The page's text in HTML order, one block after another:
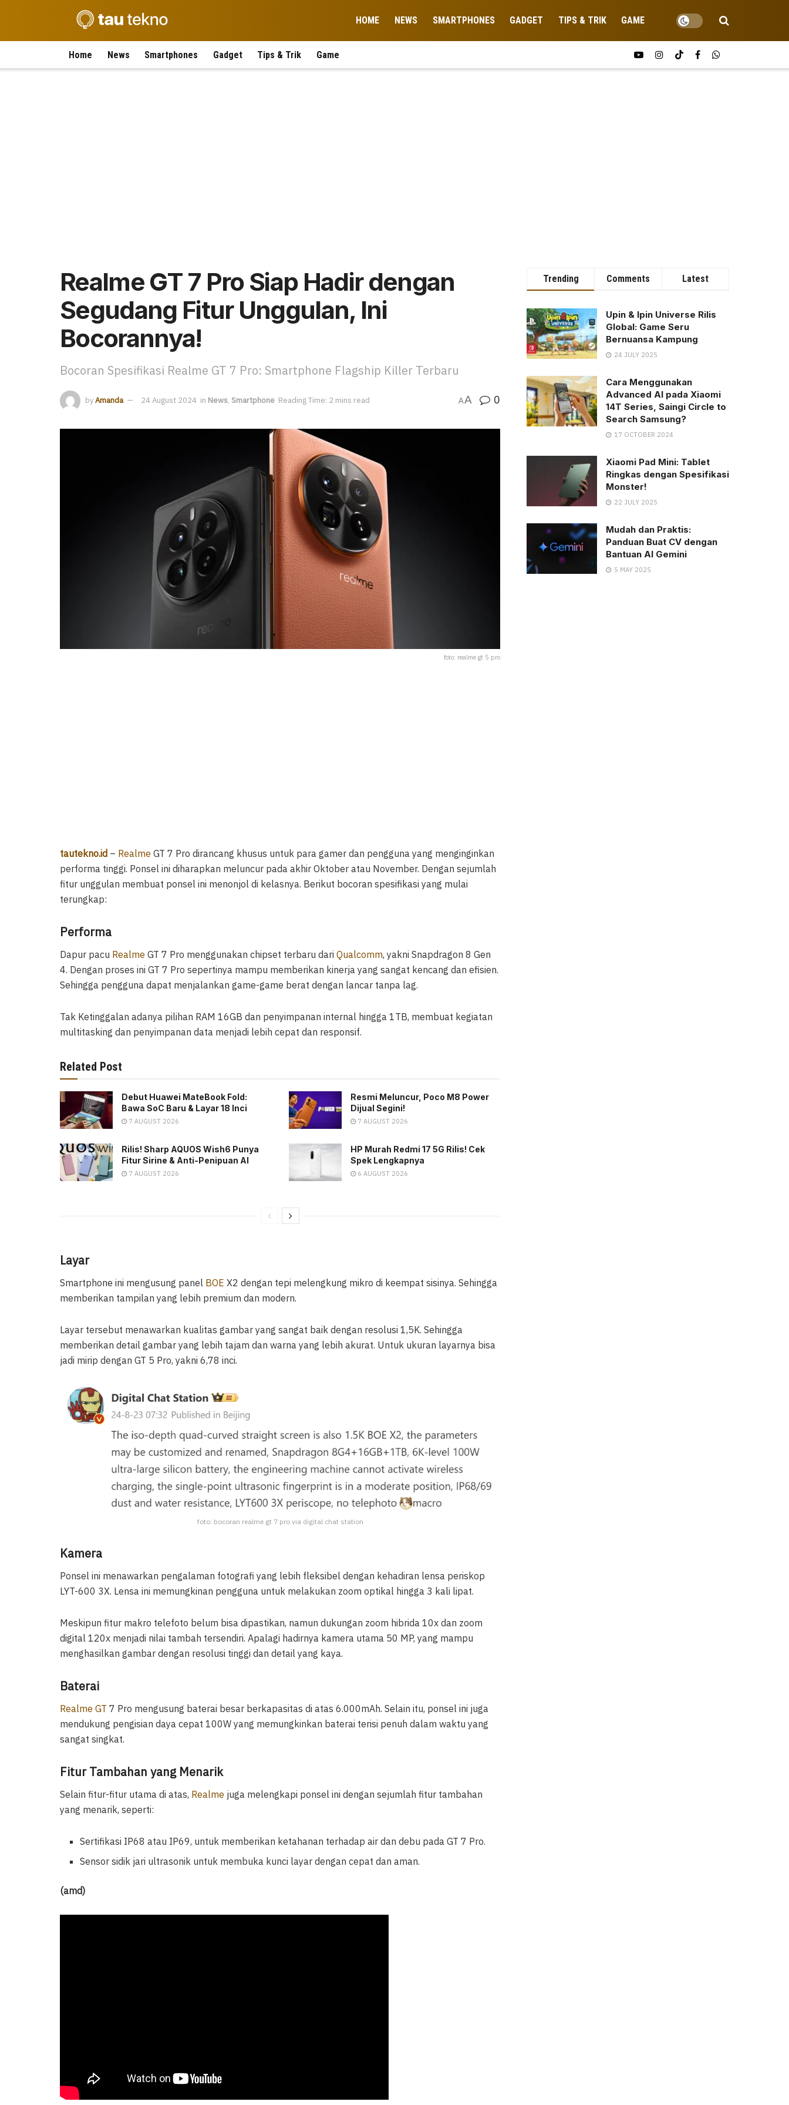
HOME NEWS SMARTPHONES GADGET TIPS & TRIK GAME
Home News Smartphones Gadget Tips & Trik Game
Realme GT 7 Pro Siap Hadir dengan
Segudang Fitur Unggulan, Ini
Bocorannya!
Bocoran Spesifikasi Realme GT 7 Pro: Smartphone Flagship Killer Terbaru
byAmanda 24 August 2024 in News, Smartphone Reading Time: 2 mins read AA 0
foto: realme gt 5 pro
tautekno.id – Realme GT 7 Pro dirancang khusus untuk para gamer dan pengguna yang menginginkan
performa tinggi. Ponsel ini diharapkan meluncur pada akhir Oktober atau November. Dengan sejumlah
fitur unggulan membuat ponsel ini menonjol di kelasnya. Berikut bocoran spesifikasi yang mulai
terungkap:
Performa
Dapur pacu Realme GT 7 Pro menggunakan chipset terbaru dari Qualcomm, yakni Snapdragon 8 Gen
4. Dengan proses ini GT 7 Pro sepertinya mampu memberikan kinerja yang sangat kencang dan efisien.
Sehingga pengguna dapat menjalankan game-game berat dengan lancar tanpa lag.
Tak Ketinggalan adanya pilihan RAM 16GB dan penyimpanan internal hingga 1TB, membuat kegiatan
multitasking dan penyimpanan data menjadi lebih cepat dan responsif.
Related Post
Debut Huawei MateBook Fold:
Bawa SoC Baru & Layar 18 Inci
7 AUGUST 2026
Resmi Meluncur, Poco M8 Power
Dijual Segini!
7 AUGUST 2026
Rilis! Sharp AQUOS Wish6 Punya
Fitur Sirine & Anti-Penipuan AI
7 AUGUST 2026
HP Murah Redmi 17 5G Rilis! Cek
Spek Lengkapnya
6 AUGUST 2026
Layar
Smartphone ini mengusung panel BOE X2 dengan tepi melengkung mikro di keempat sisinya. Sehingga
memberikan tampilan yang lebih premium dan modern.
Layar tersebut menawarkan kualitas gambar yang sangat baik dengan resolusi 1,5K. Sehingga
memberikan detail gambar yang lebih tajam dan warna yang lebih akurat. Untuk ukuran layarnya bisa
jadi mirip dengan GT 5 Pro, yakni 6,78 inci.
foto: bocoran realme gt 7 pro via digital chat station
Kamera
Ponsel ini menawarkan pengalaman fotografi yang lebih fleksibel dengan kehadiran lensa periskop
LYT-600 3X. Lensa ini memungkinan pengguna untuk melakukan zoom optikal hingga 3 kali lipat.
Meskipun fitur makro telefoto belum bisa dipastikan, namun dukungan zoom hibrida 10x dan zoom
digital 120x menjadi nilai tambah tersendiri. Apalagi hadirnya kamera utama 50 MP, yang mampu
menghasilkan gambar dengan resolusi tinggi dan detail yang kaya.
Baterai
Realme GT 7 Pro mengusung baterai besar berkapasitas di atas 6.000mAh. Selain itu, ponsel ini juga
mendukung pengisian daya cepat 100W yang memungkinkan baterai terisi penuh dalam waktu yang
sangat singkat.
Fitur Tambahan yang Menarik
Selain fitur-fitur utama di atas, Realme juga melengkapi ponsel ini dengan sejumlah fitur tambahan
yang menarik, seperti:
Sertifikasi IP68 atau IP69, untuk memberikan ketahanan terhadap air dan debu pada GT 7 Pro.
Sensor sidik jari ultrasonik untuk membuka kunci layar dengan cepat dan aman.
(amd)
Trending Comments Latest
Upin & Ipin Universe Rilis
Global: Game Seru
Bernuansa Kampung
24 JULY 2025
Cara Menggunakan
Advanced AI pada Xiaomi
14T Series, Saingi Circle to
Search Samsung?
17 OCTOBER 2024
Xiaomi Pad Mini: Tablet
Ringkas dengan Spesifikasi
Monster!
22 JULY 2025
Mudah dan Praktis:
Panduan Buat CV dengan
Bantuan AI Gemini
5 MAY 2025